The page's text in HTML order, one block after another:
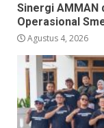
Sinergi AMMAN
Operasional
Agustus 4, 2026